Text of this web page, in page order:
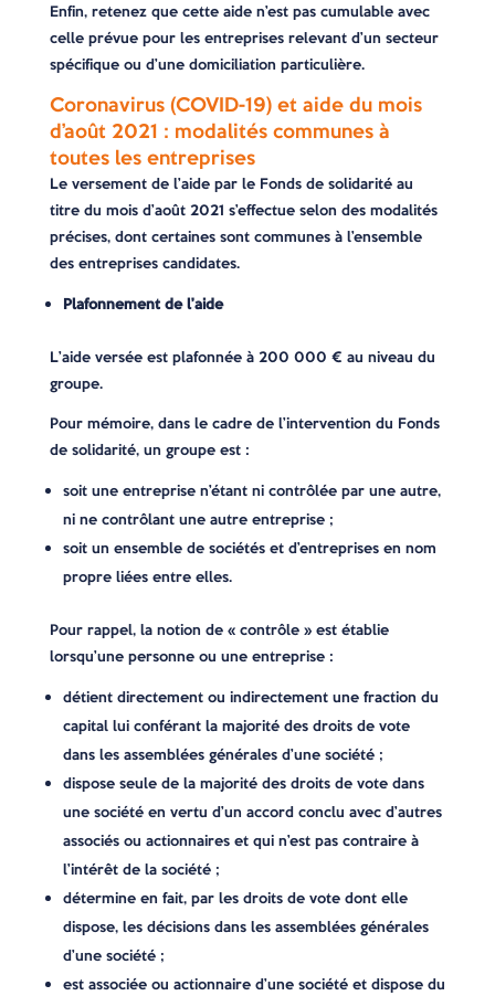
Enfin, retenez que cette aide n’est pas cumulable avec
celle prévue pour les entreprises relevant d’un secteur
spécifique ou d’une domiciliation particulière.
Coronavirus (COVID-19) et aide du mois
d’août 2021 : modalités communes à
toutes les entreprises
Le versement de l’aide par le Fonds de solidarité au
titre du mois d’août 2021 s’effectue selon des modalités
précises, dont certaines sont communes à l’ensemble
des entreprises candidates.
Plafonnement de l’aide
L’aide versée est plafonnée à 200 000 € au niveau du
groupe.
Pour mémoire, dans le cadre de l’intervention du Fonds
de solidarité, un groupe est :
soit une entreprise n’étant ni contrôlée par une autre,
ni ne contrôlant une autre entreprise ;
soit un ensemble de sociétés et d’entreprises en nom
propre liées entre elles.
Pour rappel, la notion de « contrôle » est établie
lorsqu’une personne ou une entreprise :
détient directement ou indirectement une fraction du
capital lui conférant la majorité des droits de vote
dans les assemblées générales d’une société ;
dispose seule de la majorité des droits de vote dans
une société en vertu d’un accord conclu avec d’autres
associés ou actionnaires et qui n’est pas contraire à
l’intérêt de la société ;
détermine en fait, par les droits de vote dont elle
dispose, les décisions dans les assemblées générales
d’une société ;
est associée ou actionnaire d’une société et dispose du